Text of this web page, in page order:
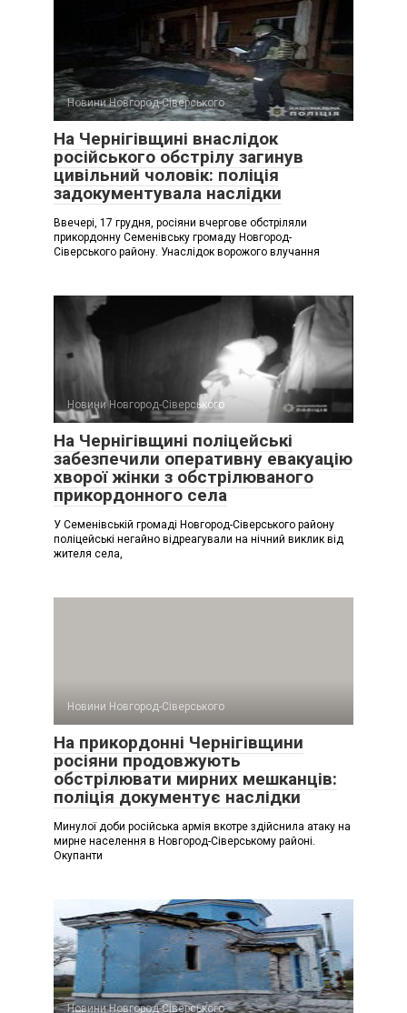
Новини Новгород-Сіверського
На Чернігівщині внаслідок
російського обстрілу загинув
цивільний чоловік: поліція
задокументувала наслідки
Ввечері, 17 грудня, росіяни вчергове обстріляли
прикордонну Семенівську громаду Новгород-
Сіверського району. Унаслідок ворожого влучання
Новини Новгород-Сіверського
На Чернігівщині поліцейські
забезпечили оперативну евакуацію
хворої жінки з обстрілюваного
прикордонного села
У Семенівській громаді Новгород-Сіверського району
поліцейські негайно відреагували на нічний виклик від
жителя села,
Новини Новгород-Сіверського
На прикордонні Чернігівщини
росіяни продовжують
обстрілювати мирних мешканців:
поліція документує наслідки
Минулої доби російська армія вкотре здійснила атаку на
мирне населення в Новгород-Сіверському районі.
Окупанти
Новини Новгород-Сіверського